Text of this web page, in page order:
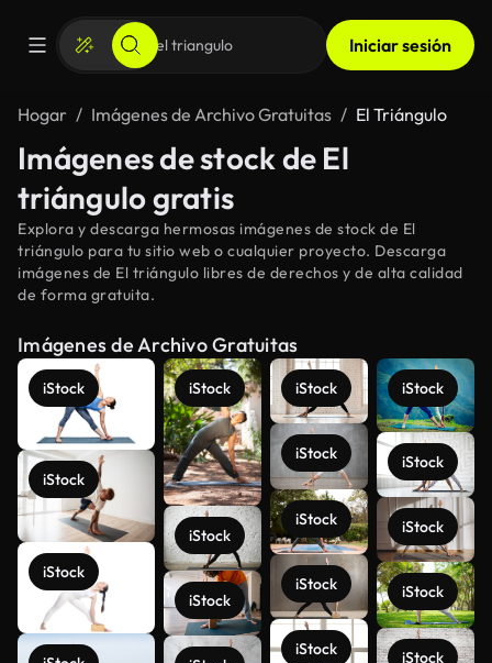
Iniciar sesión
Hogar Imágenes de Archivo Gratuitas El Triángulo
Imágenes de stock de El
triángulo gratis
Explora y descarga hermosas imágenes de stock de El
triángulo para tu sitio web o cualquier proyecto. Descarga
imágenes de El triángulo libres de derechos y de alta calidad
de forma gratuita.
Imágenes de Archivo Gratuitas
iStock
iStock
iStock
iStock
iStock
iStock
iStock
iStock
iStock
iStock
iStock
iStock
iStock
iStock
iStock
iStock